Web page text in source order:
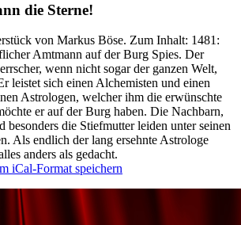
die Sterne!
von Markus Böse. Zum Inhalt: 1481:
Amtmann auf der Burg Spies. Der
wenn nicht sogar der ganzen Welt,
leistet sich einen Alchemisten und einen
Astrologen, welcher ihm die erwünschte
er auf der Burg haben. Die Nachbarn,
besonders die Stiefmutter leiden unter seinen
Als endlich der lang ersehnte Astrologe
anders als gedacht.
iCal-Format speichern